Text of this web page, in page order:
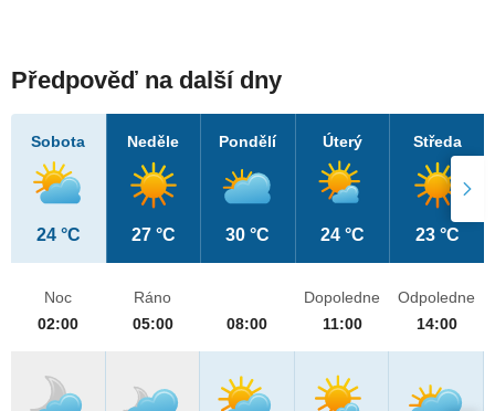
Předpověď na další dny
Sobota
24 °C
Neděle
27 °C
Pondělí
30 °C
Úterý
24 °C
Středa
23 °C
Noc
02:00
Ráno
05:00
08:00
Dopoledne
11:00
Odpoledne
14:00